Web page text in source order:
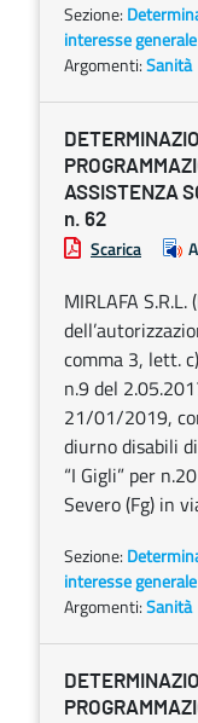
Sezione:
interesse generale
Argomenti:Sanità
ASSISTENZA
n. 62
Scarica
MIRLAFA
comma 3, lett.
n.9 del
21/01/2019,
diurno disabili
“I Gigli” per
Severo (Fg) in
Sezione:
interesse generale
Argomenti:Sanità